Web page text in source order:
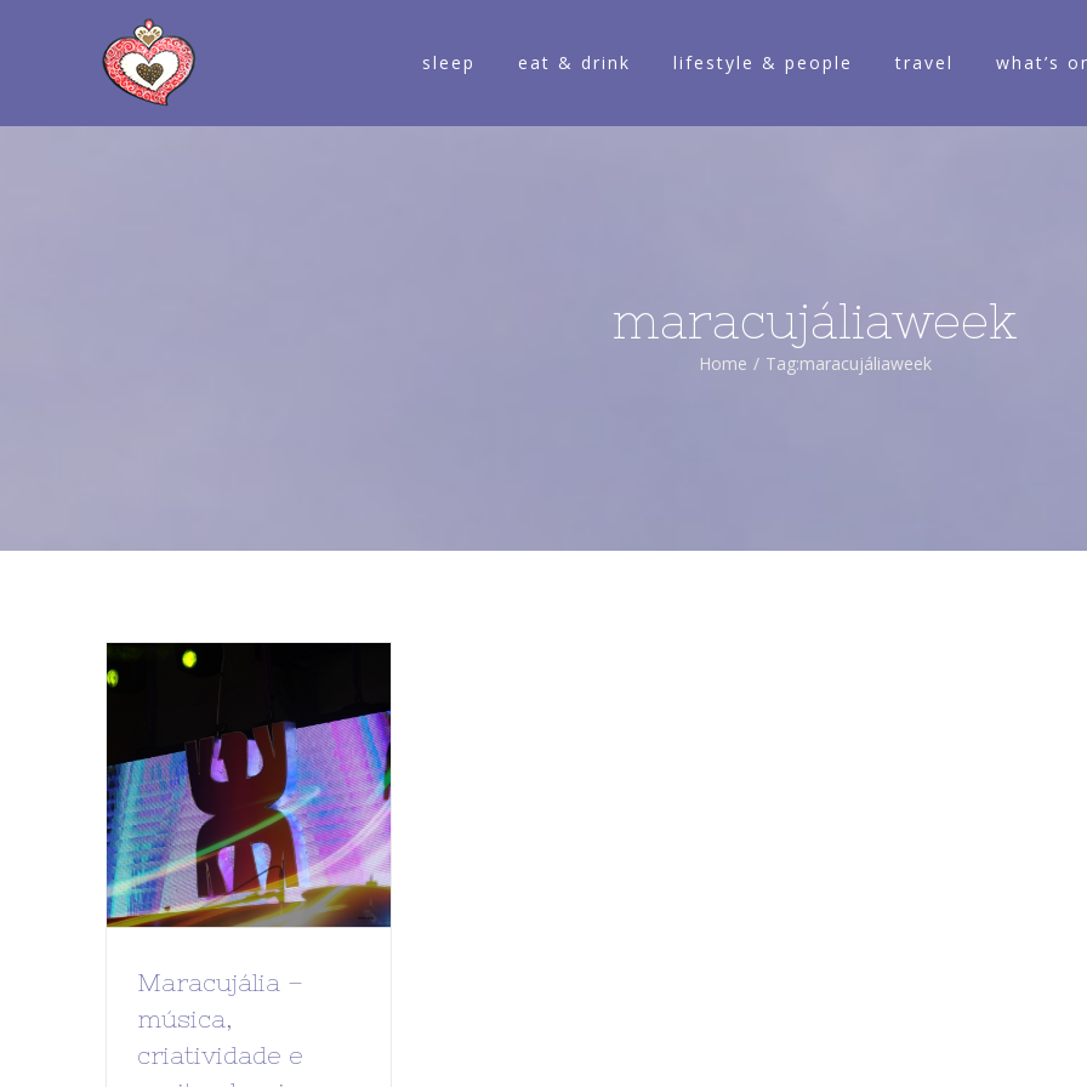
sleep eat & drink lifestyle & people travel what’s
maracujáliaweek
Home / Tag:maracujáliaweek
Maracujália –
música,
criatividade e